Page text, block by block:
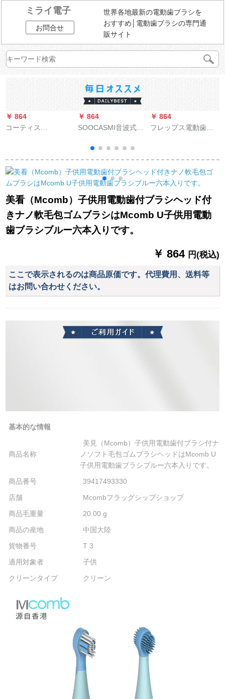
ミライ電子
お問合せ
世界各地最新の電動歯ブラシを
おすすめ│電動歯ブラシの専門通
販サイト
￥ 864
コーティス
動スマート充電怠け
者軟毛防水ベビー全
自動歯ブラシ6-12-16
歳青
￥ 864
SOOCASMI音波式電
用洗浄タイプブラシX
3型プラチナブラック
アップグレード版X 1
型青春版歯ブラシヘ
ッド2本がSOOCAS汎
用クリーンタイプの
電動歯ブラシヘッド
白です。
￥ 864
フレップス電動歯ブ
切れダイヤモンドク
リアシリーズHX
9312/02ゴールドドリ
ル充電旅行箱+充電グ
ラス
美看（Mcomb）子供用電動歯付ブラシヘッド付
きナノ軟毛包ゴムブラシはMcomb U子供用電動
歯ブラシブルー六本入りです。
￥ 864 円(税込)
ここで表示されるのは商品原価です。代理費用、送料等
はお問い合わせください。
基本的な情報
商品名称
美見（Mcomb）子供用電動歯付ブラシ付ナ
ノソフト毛包ゴムブラシヘッドはMcomb U
子供用電動歯ブラシブルー六本入りです。
商品番号
39417493330
店舗
Mcombフラッグシップショップ
商品毛重量
20.00 g
商品の産地
中国大陸
貨物番号
T 3
適用対象者
子供
クリーンタイプ
クリーン